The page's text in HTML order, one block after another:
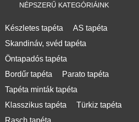
NÉPSZERŰ KATEGÓRIÁINK
Készletes tapéta
AS tapéta
Skandináv, svéd tapéta
Öntapadós tapéta
Bordűr tapéta
Parato tapéta
Tapéta minták tapéta
Klasszikus tapéta
Türkiz tapéta
Rasch tapéta